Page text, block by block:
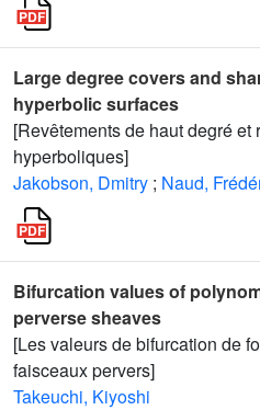
Large degree covers and
hyperbolic surfaces
[Revêtements de haut degré
hyperboliques]
Jakobson, Dmitry ; Naud,
Bifurcation values of
perverse sheaves
[Les valeurs de bifurcation de
faisceaux pervers]
Takeuchi, Kiyoshi